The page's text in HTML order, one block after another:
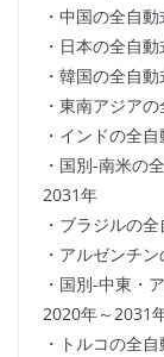
・中国の全自
・日本の全自
・韓国の全自
・東南アジア
・インドの全
・国別-南米の
2031年
・ブラジルの
・アルゼンチ
・国別-中東・
2020年～2031
・トルコの全